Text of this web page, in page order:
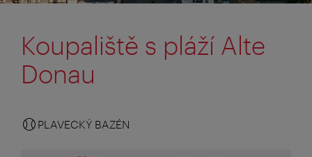
Koupaliště s pláží Alte
Donau
PLAVECKÝ BAZÉN